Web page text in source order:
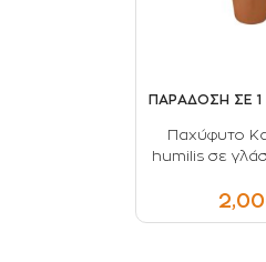
ΠΑΡΑΔΟΣΗ ΣΕ 1
Παχύφυτο
humilis σε